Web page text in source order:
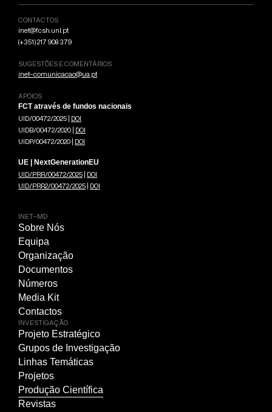
CONTACTOS
inet@fcsh.unl.pt
(+351) 217 908 379
SUGESTÕES E COMENTÁRIOS
inet-comunicacao@ua.pt
APOIOS
FCT através de fundos nacionais
UID/00472/2025 | DOI
UIDB/00472/2020 | DOI
UIDP/00472/2020 | DOI
UE | NextGenerationEU
UID/PRR/00472/2025 | DOI
UID/PRR2/00472/2025 | DOI
INET-MD
Sobre Nós
Equipa
Organização
Documentos
Números
Media Kit
Contactos
INVESTIGAÇÃO
Projeto Estratégico
Grupos de Investigação
Linhas Temáticas
Projetos
Produção Científica
Revistas